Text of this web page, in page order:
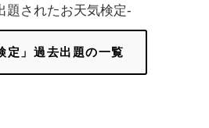
題されたお天気検定-
定」過去出題の一覧